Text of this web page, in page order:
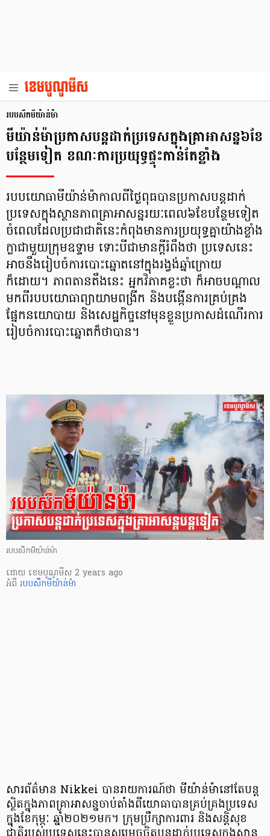
របបសឹកមីយ៉ាន់ម៉ា
មីយ៉ាន់ម៉ាប្រកាសបន្តដាក់ប្រទេសក្នុងគ្រាអាសន្ន៦ខែ
បន្ថែមទៀត ខណៈការប្រយុទ្ធផ្ទុះកាន់តែខ្លាំង
របបយោធាមីយ៉ាន់ម៉ាកាលពីថ្ងៃពុធបានប្រកាសបន្តដាក់
ប្រទេសក្នុងស្ថានភាពគ្រាអាសន្នរយៈពេល៦ខែបន្ថែមទៀត
ចំពេលដែលប្រជាជាតិនេះកំពុងមានការប្រយុទ្ធគ្នាយ៉ាងខ្លាំង
ក្លាជាមួយក្រុមឧទ្ទាម ទោះបីជាមានក្តីរំពឹងថា ប្រទេសនេះ
អាចនឹងរៀបចំការបោះឆ្នោតនៅក្នុងរង្វង់ឆ្នាំក្រោយ
ក៏ដោយ។ ភាពតានតឹងនេះ អ្នកវិភាគខ្លះថា ក៏អាចបណ្តាល
មកពីរបបយោធាព្យាយាមពង្រីក និងបង្កើនការគ្រប់គ្រង
ផ្នែកនយោបាយ និងសេដ្ឋកិច្ចនៅមុនខ្លួនប្រកាសដំណើរការ
រៀបចំការបោះឆ្នោតក៏ថាបាន។
របបសឹកមីយ៉ាន់ម៉ា
ដោយ ​ ខេមបូណូមីស 2 years ago
អំពី របបសឹកមីយ៉ាន់ម៉ា
សារព័ត៌មាន Nikkei បានរាយការណ៍ថា មីយ៉ាន់ម៉ានៅតែបន្ត
ស្ថិតក្នុងភាពគ្រាអាសន្នចាប់តាំងពីយោធាបានគ្រប់គ្រងប្រទេស
ក្នុងខែកុម្ភៈ ឆ្នាំ២០២១មក។ ក្រុមប្រឹក្សាការពារ និងសន្តិសុខ